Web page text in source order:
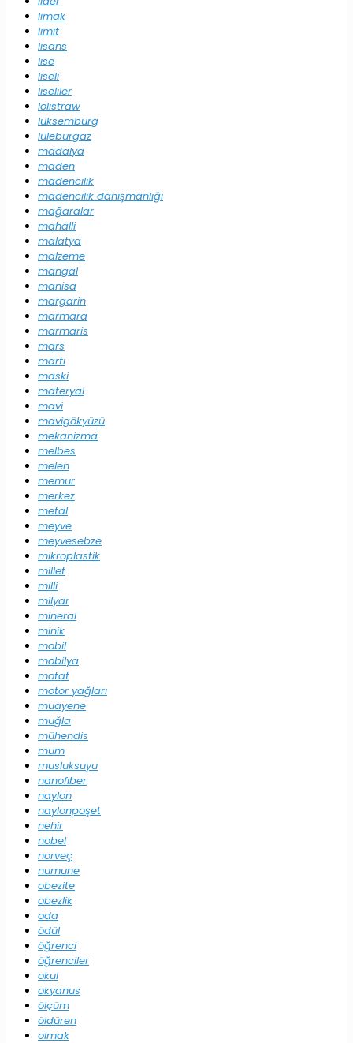
limak
limit
lisans
lise
liseli
liseliler
lolistraw
lüksemburg
lüleburgaz
madalya
maden
madencilik
madencilik danışmanlığı
mağaralar
mahalli
malatya
malzeme
mangal
manisa
margarin
marmara
marmaris
mars
martı
maski
materyal
mavi
mavigökyüzü
mekanizma
melbes
melen
memur
merkez
metal
meyve
meyvesebze
mikroplastik
millet
milli
milyar
mineral
minik
mobil
mobilya
motat
motor yağları
muayene
muğla
mühendis
mum
musluksuyu
nanofiber
naylon
naylonpoşet
nehir
nobel
norveç
numune
obezite
obezlik
oda
ödül
öğrenci
öğrenciler
okul
okyanus
ölçüm
öldüren
olmak